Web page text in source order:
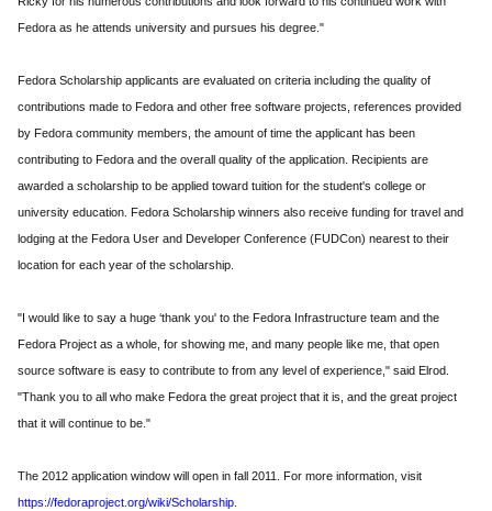
Fedora as he attends university and pursues his degree."
Fedora Scholarship applicants are evaluated on criteria including the quality of
contributions made to Fedora and other free software projects, references provided
by Fedora community members, the amount of time the applicant has been
contributing to Fedora and the overall quality of the application. Recipients are
awarded a scholarship to be applied toward tuition for the student's college or
university education. Fedora Scholarship winners also receive funding for travel and
lodging at the Fedora User and Developer Conference (FUDCon) nearest to their
location for each year of the scholarship.
"I would like to say a huge ‘thank you' to the Fedora Infrastructure team and the
Fedora Project as a whole, for showing me, and many people like me, that open
source software is easy to contribute to from any level of experience," said Elrod.
"Thank you to all who make Fedora the great project that it is, and the great project
that it will continue to be."
The 2012 application window will open in fall 2011. For more information, visit
https://fedoraproject.org/wiki/Scholarship